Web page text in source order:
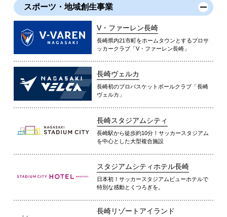
スポーツ・地域創生事業
V・ファーレン長崎
長崎県内21市町をホームタウンとするプロサ
ッカークラブ「V・ファーレン長崎」
長崎ヴェルカ
長崎初のプロバスケットボールクラブ「長崎
ヴェルカ」
長崎スタジアムシティ
長崎駅から徒歩約10分！サッカースタジアム
を中心とした大型複合施設
スタジアムシティホテル長崎
日本初！サッカースタジアムビューホテルで
特別な感動とくつろぎを。
長崎リゾートアイランド